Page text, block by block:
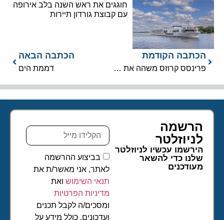
חוגגים את ראש השנה בלב אירופה
עם קבוצת גורדון תיירות
הכתבה הקודמת
פרינסס קרוזס משהה את כל ההפלגות למשך 60 יום
הכתבה הבאה
דממת הים
הרשמה
לניוזלטר​
הירשמו עכשיו לניוזלטר
שלנו כדי להשאר
מעודכנים
בביצוע ההרשמה
לאתר, אני מאשר/ת את
תנאי השימושואת
מדיניות הפרטיות
ומסכים/ה לקבל תכנים
ועדכונים, כולל מידע על